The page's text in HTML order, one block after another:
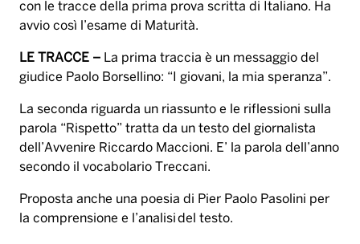
con le tracce della prima prova scritta di Italiano. Ha
avvio così l’esame di Maturità.
LE TRACCE – La prima traccia è un messaggio del
giudice Paolo Borsellino: “I giovani, la mia speranza”.
La seconda riguarda un riassunto e le riflessioni sulla
parola “Rispetto” tratta da un testo del giornalista
dell’Avvenire Riccardo Maccioni. E’ la parola dell’anno
secondo il vocabolario Treccani.
Proposta anche una poesia di Pier Paolo Pasolini per
la comprensione e l’analisi del testo.